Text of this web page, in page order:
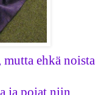
ehkä noista
ja pojat niin